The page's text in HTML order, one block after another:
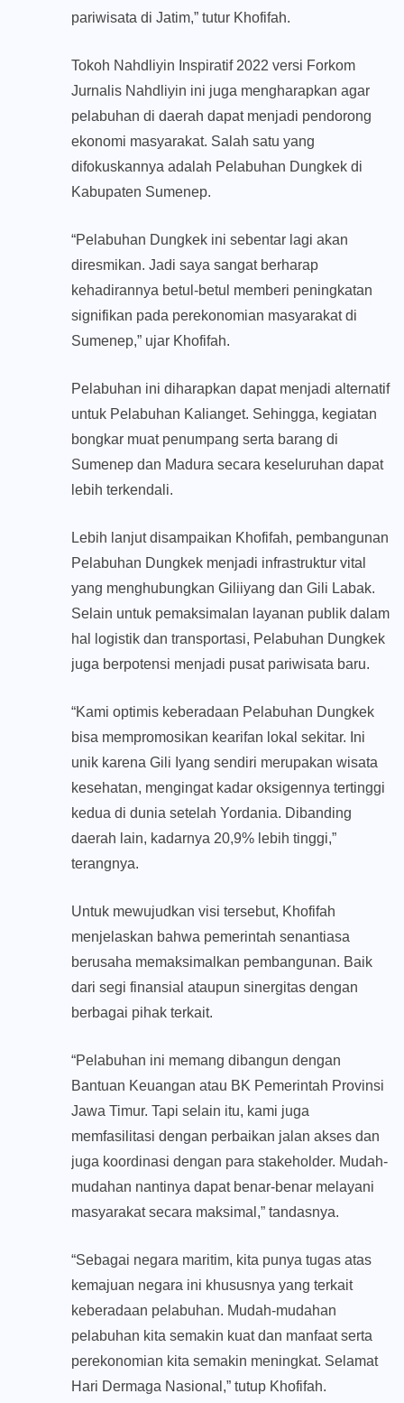
pariwisata di Jatim,” tutur Khofifah.
Tokoh Nahdliyin Inspiratif 2022 versi Forkom
Jurnalis Nahdliyin ini juga mengharapkan agar
pelabuhan di daerah dapat menjadi pendorong
ekonomi masyarakat. Salah satu yang
difokuskannya adalah Pelabuhan Dungkek di
Kabupaten Sumenep.
“Pelabuhan Dungkek ini sebentar lagi akan
diresmikan. Jadi saya sangat berharap
kehadirannya betul-betul memberi peningkatan
signifikan pada perekonomian masyarakat di
Sumenep,” ujar Khofifah.
Pelabuhan ini diharapkan dapat menjadi alternatif
untuk Pelabuhan Kalianget. Sehingga, kegiatan
bongkar muat penumpang serta barang di
Sumenep dan Madura secara keseluruhan dapat
lebih terkendali.
Lebih lanjut disampaikan Khofifah, pembangunan
Pelabuhan Dungkek menjadi infrastruktur vital
yang menghubungkan Giliiyang dan Gili Labak.
Selain untuk pemaksimalan layanan publik dalam
hal logistik dan transportasi, Pelabuhan Dungkek
juga berpotensi menjadi pusat pariwisata baru.
“Kami optimis keberadaan Pelabuhan Dungkek
bisa mempromosikan kearifan lokal sekitar. Ini
unik karena Gili Iyang sendiri merupakan wisata
kesehatan, mengingat kadar oksigennya tertinggi
kedua di dunia setelah Yordania. Dibanding
daerah lain, kadarnya 20,9% lebih tinggi,”
terangnya.
Untuk mewujudkan visi tersebut, Khofifah
menjelaskan bahwa pemerintah senantiasa
berusaha memaksimalkan pembangunan. Baik
dari segi finansial ataupun sinergitas dengan
berbagai pihak terkait.
“Pelabuhan ini memang dibangun dengan
Bantuan Keuangan atau BK Pemerintah Provinsi
Jawa Timur. Tapi selain itu, kami juga
memfasilitasi dengan perbaikan jalan akses dan
juga koordinasi dengan para stakeholder. Mudah-
mudahan nantinya dapat benar-benar melayani
masyarakat secara maksimal,” tandasnya.
“Sebagai negara maritim, kita punya tugas atas
kemajuan negara ini khususnya yang terkait
keberadaan pelabuhan. Mudah-mudahan
pelabuhan kita semakin kuat dan manfaat serta
perekonomian kita semakin meningkat. Selamat
Hari Dermaga Nasional,” tutup Khofifah.